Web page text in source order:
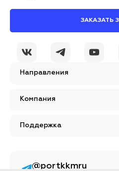
Направления
Компания
Поддержка
ЗАКАЗАТЬ
@portkkmru